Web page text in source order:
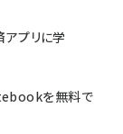
プリに学
を無料で